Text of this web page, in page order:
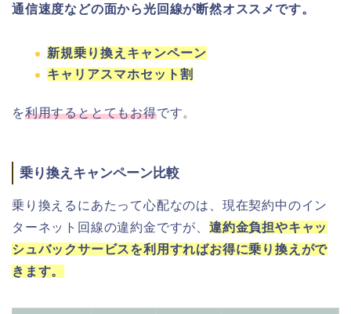
通信速度などの面から光回線が断然オススメです。
新規乗り換えキャンペーン
キャリアスマホセット割
を利用するととてもお得です。
乗り換えキャンペーン比較
乗り換えるにあたって心配なのは、現在契約中のイン
ターネット回線の違約金ですが、 違約金負担やキャッ
シュバックサービスを利用すればお得に乗り換えがで
きます。